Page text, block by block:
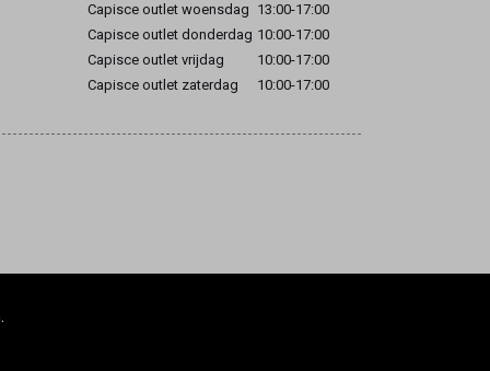
Capisce outlet woensdag 13:00-17:00
Capisce outlet donderdag 10:00-17:00
Capisce outlet vrijdag
10:00-17:00
Capisce outlet zaterdag
10:00-17:00